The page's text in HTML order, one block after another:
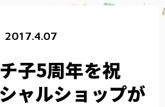
2017.4.07
子5周年を祝
ャルショップが